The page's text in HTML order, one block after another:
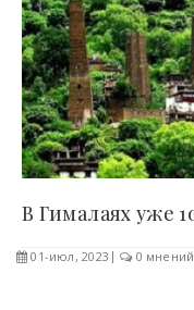
01-июл, 2023 0 мнений